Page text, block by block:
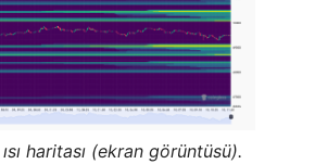
haritası (ekran görüntüsü).